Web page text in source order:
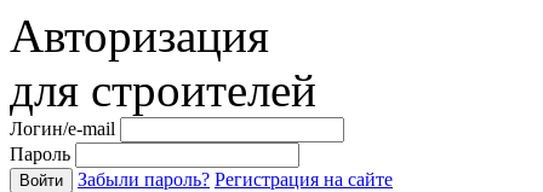
Авторизация
для строителей
Логин/e-mail
Пароль
Войти Забыли пароль? Регистрация на сайте